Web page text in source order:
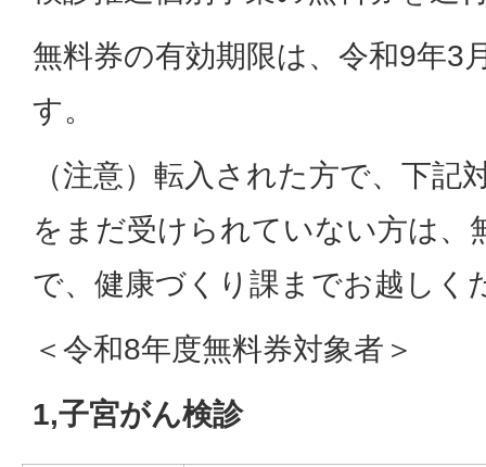
無料券の有効期限は、令和9年3
す。
（注意）転入された方で、下記
をまだ受けられていない方は、
で、健康づくり課までお越しく
＜令和8年度無料券対象者＞
1,子宮がん検診